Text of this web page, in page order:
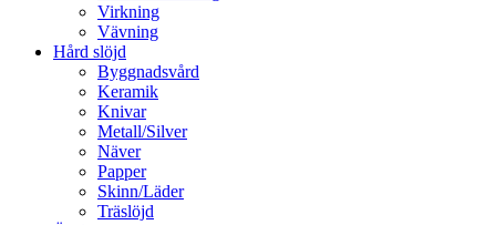
Virkning
Vävning
Hård slöjd
Byggnadsvård
Keramik
Knivar
Metall/Silver
Näver
Papper
Skinn/Läder
Träslöjd